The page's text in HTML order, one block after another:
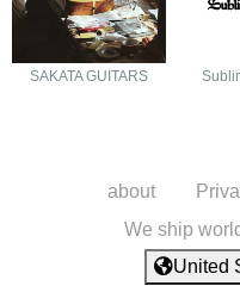
SAKATA GUITARS
about
We ship
United